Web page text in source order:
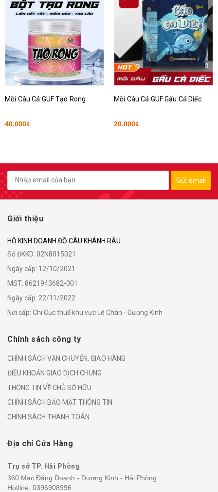
Mồi Câu Cá GUF Tạo Rong
40.000₫
Mồi Câu Cá GUF Gấu Cá Diếc
20.000₫
Gửi email
Giới thiệu
HỘ KINH DOANH ĐỒ CÂU KHÁNH RÂU
Số ĐKKD: 02N8015021
Ngày cấp: 12/10/2021
MST: 8621943682-001
Ngày cấp: 22/11/2022
Nơi cấp: Chi Cục thuế khu vực Lê Chân - Dương Kinh
Chính sách công ty
CHÍNH SÁCH VẬN CHUYỂN, GIAO HÀNG
ĐIỀU KHOẢN GIAO DỊCH CHUNG
THÔNG TIN VỀ CHỦ SỞ HỮU
CHÍNH SÁCH BẢO MẬT THÔNG TIN
CHÍNH SÁCH THANH TOÁN
Địa chỉ Cửa Hàng
Trụ sở TP. Hải Phòng
360 Mạc Đăng Doanh - Dương Kinh - Hải Phòng
Hotline: 0396908996